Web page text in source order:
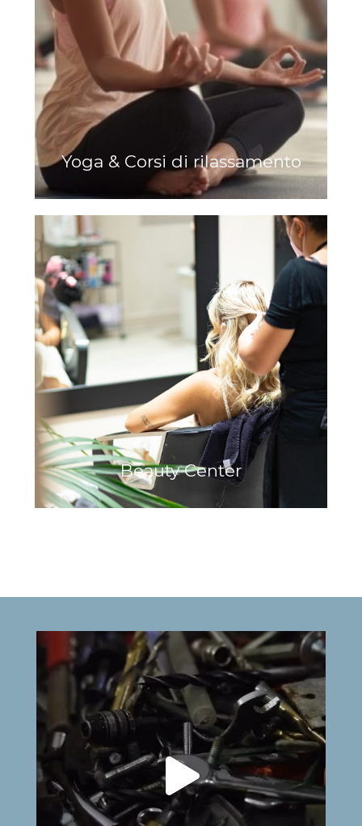
Yoga & Corsi di rilassamento
Beauty Center